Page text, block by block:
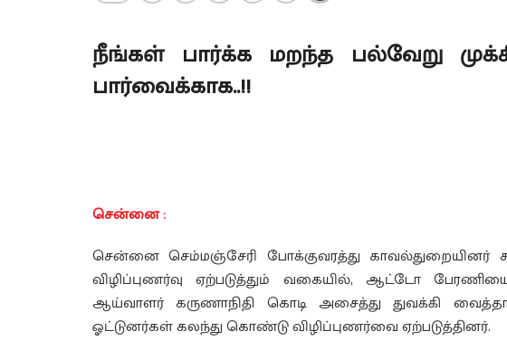
நீங்கள் பார்க்க மறந்த பல்வேறு
பார்வைக்காக..!!
சென்னை :
சென்னை செம்மஞ்சேரி போக்குவரத்து காவல்துறையினர்
விழிப்புணர்வு ஏற்படுத்தும் வகையில், ஆட்டோ
ஆய்வாளர் கருணாநிதி கொடி அசைத்து துவக்கி
ஓட்டுனர்கள் கலந்து கொண்டு விழிப்புணர்வை ஏற்படுத்தினர்.